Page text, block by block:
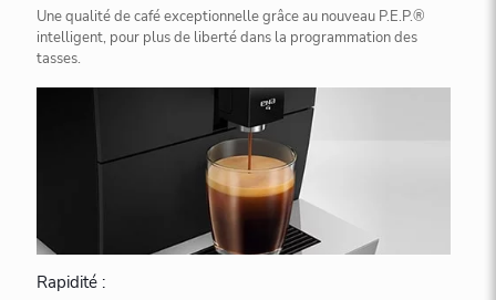
Une qualité de café exceptionnelle grâce au nouveau P.E.P.®
intelligent, pour plus de liberté dans la programmation des
tasses.
Rapidité :